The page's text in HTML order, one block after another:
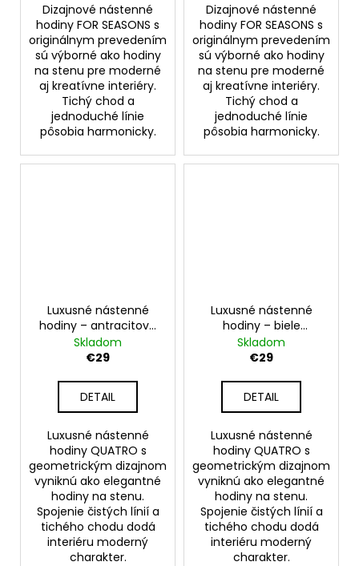
Dizajnové nástenné
hodiny FOR SEASONS s
originálnym prevedením
sú výborné ako hodiny
na stenu pre moderné
aj kreatívne interiéry.
Tichý chod a
jednoduché línie
pôsobia harmonicky.
Dizajnové nástenné
hodiny FOR SEASONS s
originálnym prevedením
sú výborné ako hodiny
na stenu pre moderné
aj kreatívne interiéry.
Tichý chod a
jednoduché línie
pôsobia harmonicky.
Luxusné nástenné
hodiny – antracitové
nástenné hodiny na
stenu – model
Skladom
€29
DETAIL
Luxusné nástenné
hodiny QUATRO s
geometrickým dizajnom
vyniknú ako elegantné
hodiny na stenu.
Spojenie čistých línií a
tichého chodu dodá
interiéru moderný
charakter.
Luxusné nástenné
hodiny – biele
nástenné hodiny na
stenu – model
Skladom
€29
DETAIL
Luxusné nástenné
hodiny QUATRO s
geometrickým dizajnom
vyniknú ako elegantné
hodiny na stenu.
Spojenie čistých línií a
tichého chodu dodá
interiéru moderný
charakter.